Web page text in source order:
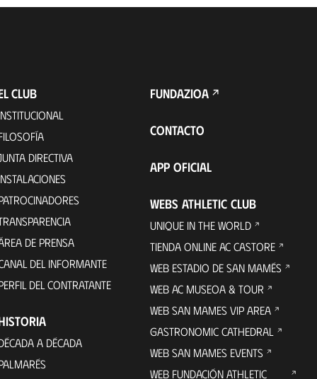
CLUB
DIRECTIVA
DE PRENSA
DEL INFORMANTE
DEL CONTRATANTE
A DÉCADA
FUNDAZIOA
CONTACTO
APP OFICIAL
WEBS ATHLETIC CLUB
UNIQUE IN THE WORLD
TIENDA ONLINE AC CASTORE
WEB ESTADIO DE SAN MAMÉS
WEB AC MUSEOA & TOUR
WEB SAN MAMES VIP AREA
GASTRONOMIC CATHEDRAL
WEB SAN MAMES EVENTS
WEB FUNDACIÓN ATHLETIC